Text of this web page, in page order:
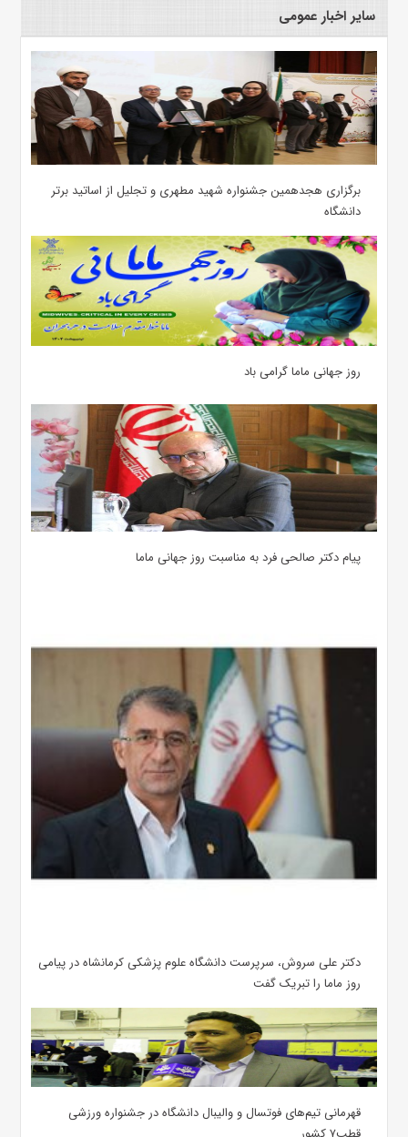
سایر اخبار عمومی
برگزاری هجدهمین جشنواره شهید مطهری و تجلیل از اساتید برتر
دانشگاه
روز جهانی ماما گرامی باد
پیام دکتر صالحی فرد به مناسبت روز جهانی ماما
دکتر علی سروش، سرپرست دانشگاه علوم پزشکی کرمانشاه در پیامی
روز ماما را تبریک گفت
قهرمانی تیم‌های فوتسال و والیبال دانشگاه در جشنواره ورزشی